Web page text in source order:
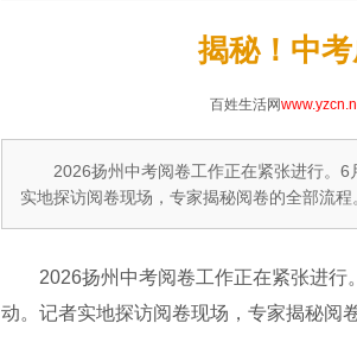
揭秘！中
百姓生活网
2026扬州中考阅卷工作正在紧张进行。
实地探访阅卷现场，专家揭秘阅卷的全部流程
2026扬州中考阅卷工作正在紧张进
动。记者实地探访阅卷现场，专家揭秘阅